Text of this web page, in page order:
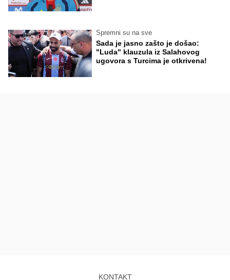
Spremni su na sve
Sada je jasno zašto je došao:
"Luda" klauzula iz Salahovog
ugovora s Turcima je otkrivena!
KONTAKT